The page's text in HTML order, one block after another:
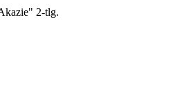
2-tlg.